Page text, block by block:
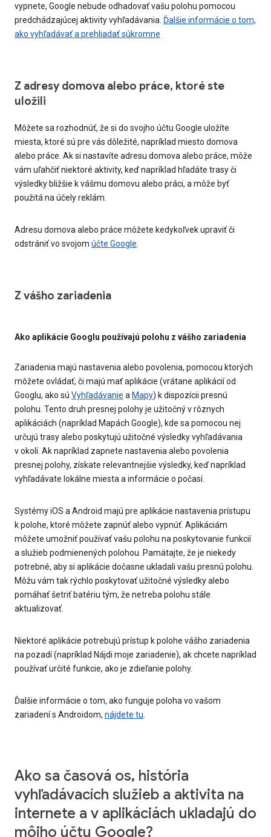
vypnete, Google nebude odhadovať vašu polohu pomocou
predchádzajúcej aktivity vyhľadávania. Ďalšie informácie o tom,
ako vyhľadávať a prehliadať súkromne
Z adresy domova alebo práce, ktoré ste
uložili
Môžete sa rozhodnúť, že si do svojho účtu Google uložíte
miesta, ktoré sú pre vás dôležité, napríklad miesto domova
alebo práce. Ak si nastavíte adresu domova alebo práce, môže
vám uľahčiť niektoré aktivity, keď napríklad hľadáte trasy či
výsledky bližšie k vášmu domovu alebo práci, a môže byť
použitá na účely reklám.
Adresu domova alebo práce môžete kedykoľvek upraviť či
odstrániť vo svojom účte Google
Z vášho zariadenia
Ako aplikácie Googlu používajú polohu z vášho zariadenia
Zariadenia majú nastavenia alebo povolenia, pomocou ktorých
môžete ovládať, či majú mať aplikácie (vrátane aplikácií od
Googlu, ako sú Vyhľadávanie a Mapy) k dispozícii presnú
polohu. Tento druh presnej polohy je užitočný v rôznych
aplikáciách (napríklad Mapách Google), kde sa pomocou nej
určujú trasy alebo poskytujú užitočné výsledky vyhľadávania
v okolí. Ak napríklad zapnete nastavenia alebo povolenia
presnej polohy, získate relevantnejšie výsledky, keď napríklad
vyhľadávate lokálne miesta a informácie o počasí.
Systémy iOS a Android majú pre aplikácie nastavenia prístupu
k polohe, ktoré môžete zapnúť alebo vypnúť. Aplikáciám
môžete umožniť používať vašu polohu na poskytovanie funkcií
a služieb podmienených polohou. Pamätajte, že je niekedy
potrebné, aby si aplikácie dočasne ukladali vašu presnú polohu.
Môžu vám tak rýchlo poskytovať užitočné výsledky alebo
pomáhať šetriť batériu tým, že netreba polohu stále
aktualizovať.
Niektoré aplikácie potrebujú prístup k polohe vášho zariadenia
na pozadí (napríklad Nájdi moje zariadenie), ak chcete napríklad
používať určité funkcie, ako je zdieľanie polohy.
Ďalšie informácie o tom, ako funguje poloha vo vašom
zariadení s Androidom, nájdete tu.
Ako sa časová os, história
vyhľadávacích služieb a aktivita na
internete a v aplikáciách ukladajú do
môjho účtu Google?